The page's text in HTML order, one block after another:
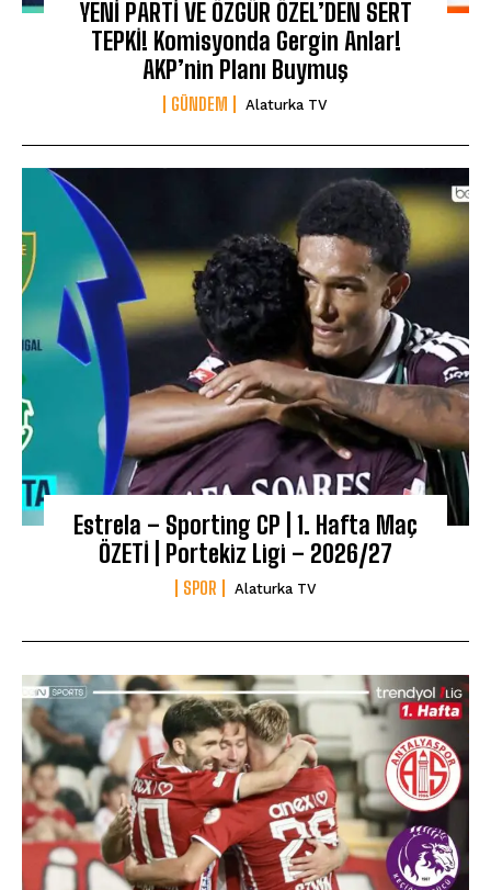
YENİ PARTİ VE ÖZGÜR ÖZEL’DEN SERT
TEPKİ! Komisyonda Gergin Anlar!
AKP’nin Planı Buymuş
GÜNDEM Alaturka TV
Estrela – Sporting CP | 1. Hafta Maç
ÖZETİ | Portekiz Ligi – 2026/27
SPOR Alaturka TV